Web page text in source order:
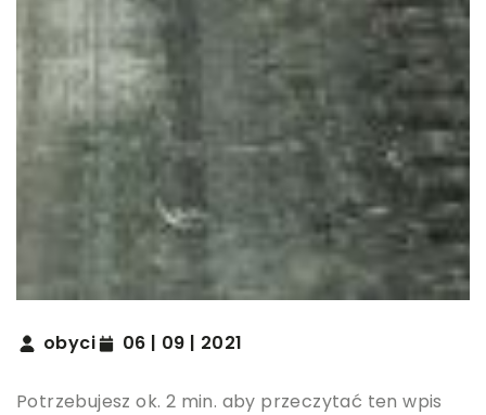
obyci 06 | 09 | 2021
Potrzebujesz ok. 2 min. aby przeczytać ten wpis